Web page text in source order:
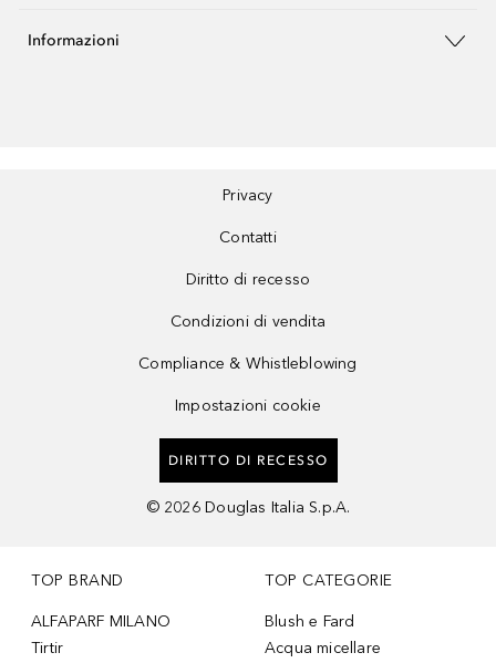
Informazioni
Privacy
Contatti
Diritto di recesso
Condizioni di vendita
Compliance & Whistleblowing
Impostazioni cookie
DIRITTO DI RECESSO
© 2026 Douglas Italia S.p.A.
TOP BRAND
ALFAPARF MILANO
Tirtir
TOP CATEGORIE
Blush e Fard
Acqua micellare